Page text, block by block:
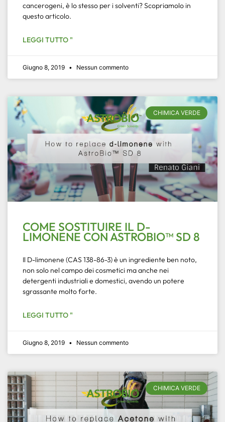
cancerogeni, è lo stesso per i solventi? Scopriamolo in
questo articolo.
LEGGI TUTTO "
Giugno 8, 2019 Nessun commento
CHIMICA VERDE
COME SOSTITUIRE IL D-
LIMONENE CON ASTROBIO™ SD 8
Il D-limonene (CAS 138-86-3) è un ingrediente ben noto,
non solo nel campo dei cosmetici ma anche nei
detergenti industriali e domestici, avendo un potere
sgrassante molto forte.
LEGGI TUTTO "
Giugno 8, 2019 Nessun commento
CHIMICA VERDE